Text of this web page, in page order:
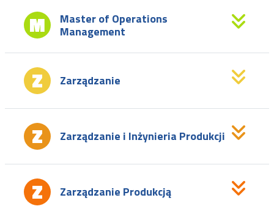
Master of Operations
Management
Zarządzanie
Zarządzanie i Inżynieria Produkcji
Zarządzanie Produkcją